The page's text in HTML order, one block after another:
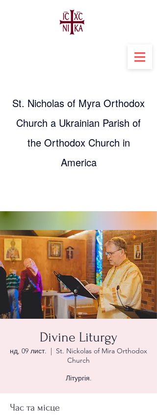
St. Nicholas of Myra Orthodox
Church a Ukrainian Parish of
the Orthodox Church in
America
Divine Liturgy
нд, 09 лист.
  |
St. Nickolas of Mira Orthodox
Church
Літургія.
Час та місце